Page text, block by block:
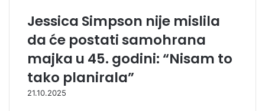
Jessica Simpson nije mislila
da će postati samohrana
majka u 45. godini: “Nisam to
tako planirala”
21.10.2025